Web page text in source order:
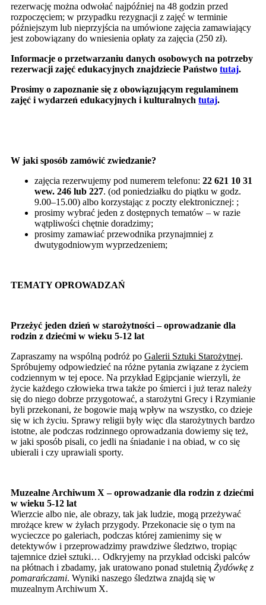
rezerwację można odwołać najpóźniej na 48 godzin przed
rozpoczęciem; w przypadku rezygnacji z zajęć w terminie
późniejszym lub nieprzyjścia na umówione zajęcia zamawiający
jest zobowiązany do wniesienia opłaty za zajęcia (250 zł).
Informacje o przetwarzaniu danych osobowych na potrzeby
rezerwacji zajęć edukacyjnych znajdziecie Państwo tutaj.
Prosimy o zapoznanie się z obowiązującym regulaminem
zajęć i wydarzeń edukacyjnych i kulturalnych tutaj.
W jaki sposób zamówić zwiedzanie?
zajęcia rezerwujemy pod numerem telefonu: 22 621 10 31
wew. 246 lub 227. (od poniedziałku do piątku w godz.
9.00–15.00) albo korzystając z poczty elektronicznej: ;
prosimy wybrać jeden z dostępnych tematów – w razie
wątpliwości chętnie doradzimy;
prosimy zamawiać przewodnika przynajmniej z
dwutygodniowym wyprzedzeniem;
TEMATY OPROWADZAŃ
Przeżyć jeden dzień w starożytności – oprowadzanie dla
rodzin z dziećmi w wieku 5-12 lat
Zapraszamy na wspólną podróż po Galerii Sztuki Starożytnej.
Spróbujemy odpowiedzieć na różne pytania związane z życiem
codziennym w tej epoce. Na przykład Egipcjanie wierzyli, że
życie każdego człowieka trwa także po śmierci i już teraz należy
się do niego dobrze przygotować, a starożytni Grecy i Rzymianie
byli przekonani, że bogowie mają wpływ na wszystko, co dzieje
się w ich życiu. Sprawy religii były więc dla starożytnych bardzo
istotne, ale podczas rodzinnego oprowadzania dowiemy się też,
w jaki sposób pisali, co jedli na śniadanie i na obiad, w co się
ubierali i czy uprawiali sporty.
Muzealne Archiwum X – oprowadzanie dla rodzin z dziećmi
w wieku 5-12 lat
Wierzcie albo nie, ale obrazy, tak jak ludzie, mogą przeżywać
mrożące krew w żyłach przygody. Przekonacie się o tym na
wycieczce po galeriach, podczas której zamienimy się w
detektywów i przeprowadzimy prawdziwe śledztwo, tropiąc
tajemnice dzieł sztuki… Odkryjemy na przykład odciski palców
na płótnach i zbadamy, jak uratowano ponad stuletnią Żydówkę z
pomarańczami. Wyniki naszego śledztwa znajdą się w
muzealnym Archiwum X.